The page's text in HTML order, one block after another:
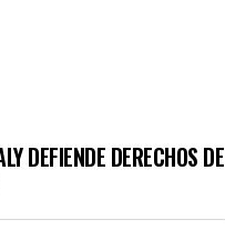
DEFIENDE DERECHOS DE